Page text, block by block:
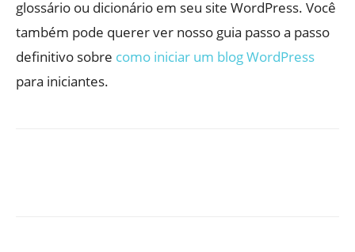
glossário ou dicionário em seu site WordPress. Você
também pode querer ver nosso guia passo a passo
definitivo sobre como iniciar um blog WordPress
para iniciantes.